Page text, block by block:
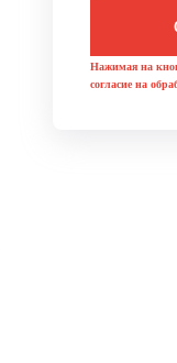
Нажимая на
согласие на